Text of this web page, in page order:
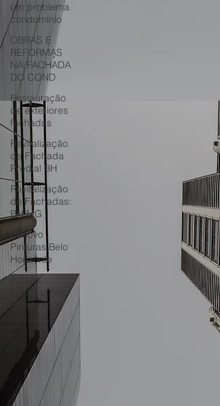
um problema
condomínio
OBRAS E
REFORMAS
NA FACHADA
DO COND
Restauração
de exteriores
fachadas
Revitalização
de Fachada
Predial BH
Revitalização
de Fachadas:
BH MG
Renovo
Pinturas Belo
Horizonte
Pintura
Externa: Belo
Horizonte